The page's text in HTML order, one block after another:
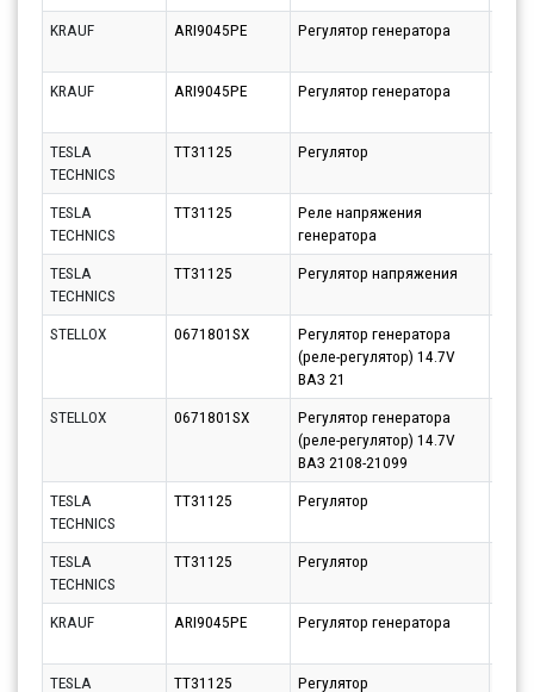
KRAUF
ARI9045PE Регулятор генератора
KRAUF
ARI9045PE Регулятор генератора
TESLA
TECHNICS
TT31125 Регулятор
TESLA
TECHNICS
TT31125
Реле напряжения
генератора
TESLA
TECHNICS
TT31125 Регулятор напряжения
STELLOX
0671801SX
Регулятор генератора
(реле-регулятор) 14.7V
ВАЗ 21
STELLOX 0671801SX
Регулятор генератора
(реле-регулятор) 14.7V
ВАЗ 2108-21099
TESLA
TECHNICS
TT31125 Регулятор
TESLA
TECHNICS
TT31125 Регулятор
KRAUF
ARI9045PE Регулятор генератора
TESLA
TT31125 Регулятор